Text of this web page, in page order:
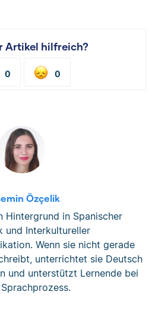
Artikel hilfreich?
0 0
Özçelik
Hintergrund in Spanischer
und Interkultureller
Wenn sie nicht gerade
unterrichtet sie Deutsch
und unterstützt Lernende bei